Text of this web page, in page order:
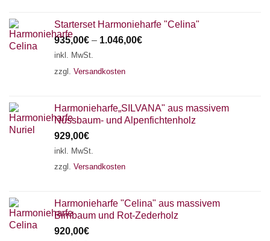
Starterset Harmonieharfe "Celina"
935,00€ – 1.046,00€
inkl. MwSt.
zzgl. Versandkosten
Harmonieharfe„SILVANA" aus massivem
Nussbaum- und Alpenfichtenholz
929,00€
inkl. MwSt.
zzgl. Versandkosten
Harmonieharfe "Celina" aus massivem
Birnbaum und Rot-Zederholz
920,00€